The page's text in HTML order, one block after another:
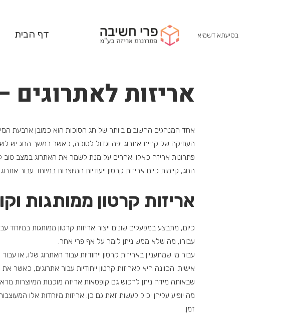
בסיעתא דשמיא דף הבית
אריזות
אחד המנהגים החשובים ביותר של חג הסוכות הוא כמובן ארבעת
העתיקה של קניית אתרוג יפה וגדול לסוכה, כאשר במשך החג יש
פתרונות אריזה כאלו ואחרים על מנת לשמר את האתרוג במצב טוב
החג, קיימות כיום אריזות קרטון ייעודיות המיוצרות במיוחד עבור
אריזות קרטון ממותגות
כיום, מתבצע במפעלים שונים ייצור אריזות קרטון ממותגות במיוחד
עבורו, מה שלא ממש ניתן לומר על אף פרי אחר.
עבור מי שמתעניין באריזות קרטון ייחודיות עבור האתרוג שלו, או
אישית. הכוונה היא לאריזות קרטון ייחודיות עבור אתרוגים, כאשר
שבאותה מידה ניתן לרכוש גם קופסאות אריזה מוכנות המיוצרות
מה יופיע עליהן יכול לעשות זאת גם כן. אריזות מיוחדות אלו
זמן.